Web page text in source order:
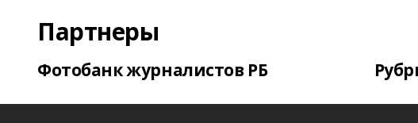
Партнеры
Фотобанк журналистов РБ